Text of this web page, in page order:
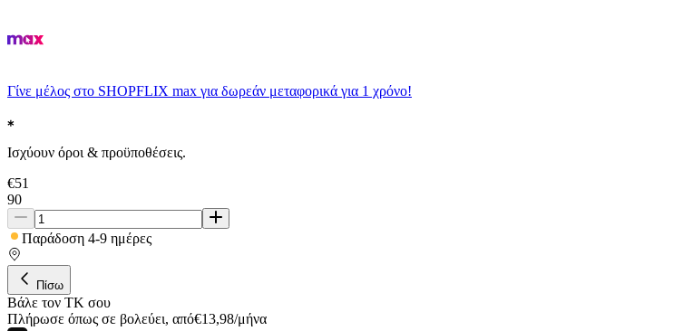
Γίνε μέλος στο SHOPFLIX max για δωρεάν μεταφορικά για 1 χρόνο!
Ισχύουν όροι & προϋποθέσεις.
€51
90
Παράδοση 4-9 ημέρες
Πίσω
Βάλε τον ΤΚ σου
Πλήρωσε όπως σε βολεύει, από€13,98/μήνα